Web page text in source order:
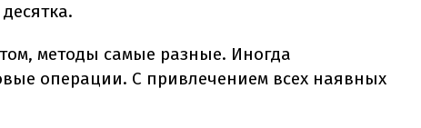
методы самые разные. Иногда
операции. С привлечением всех наявных